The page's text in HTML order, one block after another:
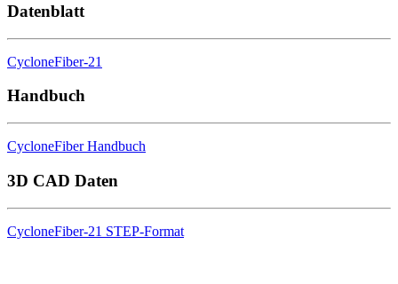
Datenblatt
CycloneFiber-21
Handbuch
CycloneFiber Handbuch
3D CAD Daten
CycloneFiber-21 STEP-Format